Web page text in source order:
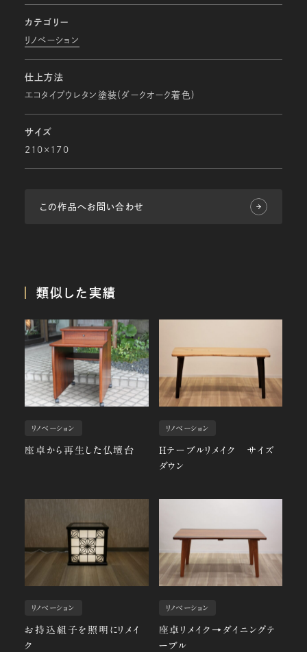
カテゴリー
リノベーション
仕上方法
エコタイプウレタン塗装(ダークオーク着色)
サイズ
210×170
この作品へお問い合わせ
類似した実績
リノベーション
座卓から再生した仏壇台
リノベーション
Hテーブルリメイク サイズ
ダウン
リノベーション
お持込組子を照明にリメイ
ク
リノベーション
座卓リメイク→ダイニングテ
ーブル